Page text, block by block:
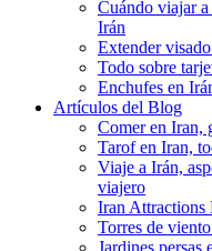
Cuándo viajar
Irán
Extender
Todo sobre
Enchufes en
Artículos del Blog
Comer en Iran,
Tarof en Iran,
Viaje a Irán,
viajero
Iran Attractions
Torres de
Jardines persas